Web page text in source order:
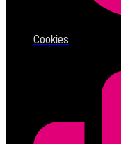
Cookies